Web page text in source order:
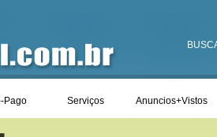
Pago Serviços Anuncios+Vistos